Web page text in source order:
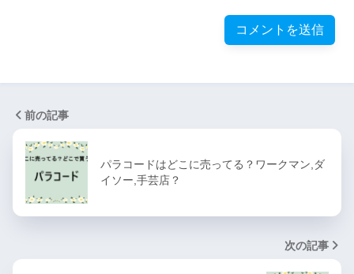
前の記事
パラコードはどこに売ってる？ワークマン,ダ
イソー,手芸店？
次の記事